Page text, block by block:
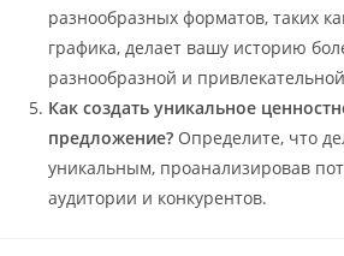
разнообразных форматов, таких
графика, делает вашу историю
разнообразной и
Как создать уникальное
предложение? Определите, что
уникальным, проанализировав
аудитории и конкурентов.